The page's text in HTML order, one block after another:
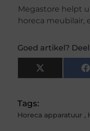
Megastore helpt
horeca meubilair,
Goed artikel?
X
(Twitter)
Tags:
Horeca apparatuur ,